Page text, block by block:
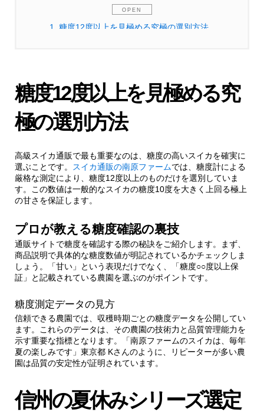
1.糖度12度以上を見極める究極の選別方法
1.1.1. 糖度測定データの見方
2.信州の夏休みシリーズ選定の秘密
2.1.品種ごとの特性を活かした栽培技術
2.1.1.収穫タイミングの見極め方
3.配送・梱包技術の革新的アプローチ
3.1.温度管理の重要性
4.購入タイミングの戦略的選択
4.1.季節ごとの品質変動パターン
予約注文システムの活用法
糖度12度以上を見極める究
極の選別方法
高級スイカ通販で最も重要なのは、糖度の高いスイカを確実に
選ぶことです。
スイカ通販の南原ファームでは、糖度計による
厳格な測定により、糖度12度以上のものだけを選別していま
す。この数値は一般的なスイカの糖度10度を大きく上回る極上
の甘さを保証します。
プロが教える糖度確認の裏技
通販サイトで糖度を確認する際の秘訣をご紹介します。まず、
商品説明で具体的な糖度数値が明記されているかチェックしま
しょう。「甘い」という表現だけでなく、「糖度○○度以上保
証」と記載されている農園を選ぶのがポイントです。
糖度測定データの見方
信頼できる農園では、収穫時期ごとの糖度データを公開してい
ます。これらのデータは、その農園の技術力と品質管理能力を
示す重要な指標となります。「南原ファームのスイカは、毎年
夏の楽しみです」東京都 Kさんのように、リピーターが多い農
園は品質の安定性が証明されています。
信州の夏休みシリーズ選定